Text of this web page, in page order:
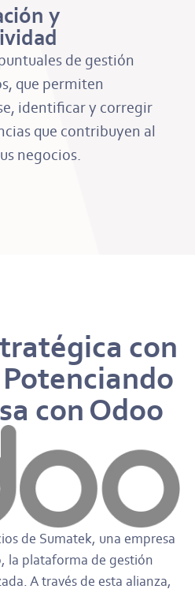
y
de gestión
que permiten
identificar y corregir
que contribuyen al
negocios.
con
con Odoo
de Sumatek, una empresa
la plataforma de gestión
A través de esta alianza,